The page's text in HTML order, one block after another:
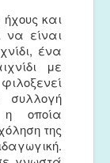
και
να είναι
ένα
με
συλλογή
η οποία
της